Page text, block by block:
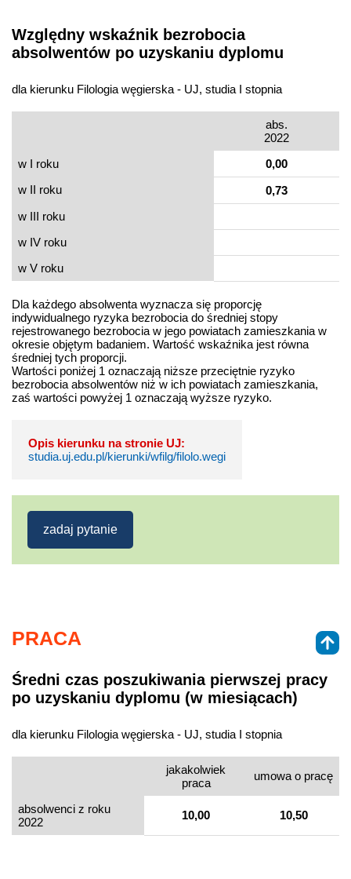
Względny wskaźnik bezrobocia
absolwentów po uzyskaniu dyplomu
dla kierunku Filologia węgierska - UJ, studia I stopnia
abs.
2022
w I roku
0,00
w II roku
0,73
w III roku
w IV roku
w V roku
Dla każdego absolwenta wyznacza się proporcję
indywidualnego ryzyka bezrobocia do średniej stopy
rejestrowanego bezrobocia w jego powiatach zamieszkania w
okresie objętym badaniem. Wartość wskaźnika jest równa
średniej tych proporcji.
Wartości poniżej 1 oznaczają niższe przeciętnie ryzyko
bezrobocia absolwentów niż w ich powiatach zamieszkania,
zaś wartości powyżej 1 oznaczają wyższe ryzyko.
Opis kierunku na stronie UJ:
studia.uj.edu.pl/kierunki/wfilg/filolo.wegi
zadaj pytanie
PRACA
Średni czas poszukiwania pierwszej pracy
po uzyskaniu dyplomu (w miesiącach)
dla kierunku Filologia węgierska - UJ, studia I stopnia
jakakolwiek
praca
umowa o pracę
absolwenci z roku
2022
10,00 10,50